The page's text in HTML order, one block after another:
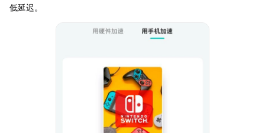
低延迟。